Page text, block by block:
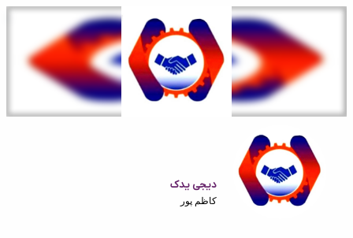
دیجی یدک
کاظم پور